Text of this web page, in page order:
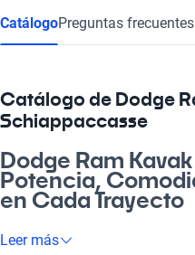
CatálogoPreguntas frecuentes
Catálogo de Dodge
Schiappaccasse
Dodge Ram
Potencia,
en Cada Trayecto
¿Buscas un vehículo que te
Leer más